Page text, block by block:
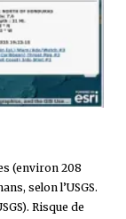
(environ 208
selon l’USGS.
Risque de